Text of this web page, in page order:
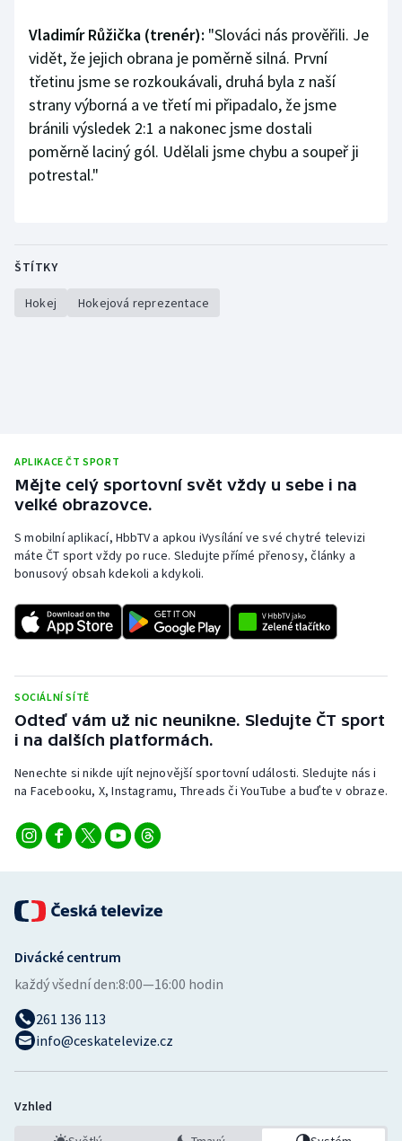
Vladimír Růžička (trenér): "Slováci nás prověřili. Je
vidět, že jejich obrana je poměrně silná. První
třetinu jsme se rozkoukávali, druhá byla z naší
strany výborná a ve třetí mi připadalo, že jsme
bránili výsledek 2:1 a nakonec jsme dostali
poměrně laciný gól. Udělali jsme chybu a soupeř ji
potrestal."
ŠTÍTKY
Hokej Hokejová reprezentace
APLIKACE ČT SPORT
Mějte celý sportovní svět vždy u sebe i na
velké obrazovce.
S mobilní aplikací, HbbTV a apkou iVysílání ve své chytré televizi
máte ČT sport vždy po ruce. Sledujte přímé přenosy, články a
bonusový obsah kdekoli a kdykoli.
SOCIÁLNÍ SÍTĚ
Odteď vám už nic neunikne. Sledujte ČT sport
i na dalších platformách.
Nenechte si nikde ujít nejnovější sportovní události. Sledujte nás i
na Facebooku, X, Instagramu, Threads či YouTube a buďte v obraze.
Divácké centrum
každý všední den:8:00—16:00 hodin
261 136 113
info@ceskatelevize.cz
Vzhled